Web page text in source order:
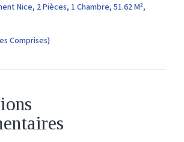
Nice, 2 Pièces, 1 Chambre, 51.62 M²,
Comprises)